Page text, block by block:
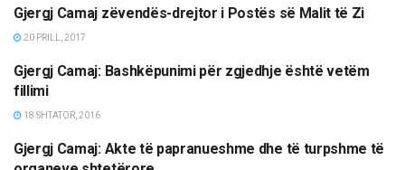
LAJME
Gjergj Camaj zëvendës-drejtor i Postës së Malit të Zi
20 PRILL, 2017
LAJME
Gjergj Camaj: Bashkëpunimi për zgjedhje është vetëm
fillimi
18 SHTATOR, 2016
OPINIONE/EDITORIALE
Gjergj Camaj: Akte të papranueshme dhe të turpshme të